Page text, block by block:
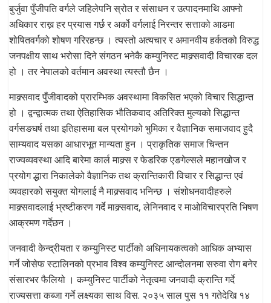
बुर्जुवा पुँजीपति वर्गले जहिलेपनि स्रोत र संसाधन र उत्पादनमाथि आफ्नो
अधिकार राख्न हर प्रयास गर्छ र अर्को वर्गलाई निरन्तर सत्ताको आडमा
शोषितवर्गको शोषण गरिरहन्छ । त्यस्तो अत्यचार र अमानवीय हर्कतको विरुद्ध
जनपक्षीय साथ भरोसा दिने संगठन भनेकै कम्युनिस्ट माक्र्सवादी विचारक दल
हो । तर नेपालको वर्तमान अवस्था त्यस्तौ छैन ।
माक्र्सवाद पुँजीवादको प्रारम्भिक अवस्थामा विकसित भएको विचार सिद्धान्त
हो । द्वन्द्वात्मक तथा ऐतिहासिक भौतिकवाद अतिरिक्त मुल्यको सिद्धान्त
वर्गसङघर्ष तथा इतिहासमा बल प्रयोगको भुमिका र वैज्ञानिक समाजवाद हुदै
साम्यवाद यसका आधारभूत मान्यता हुन । प्राकृतिक समाज चिन्तन
राज्यव्यवस्था आदि बारेमा कार्ल माक्र्स र फेडरिक एङगेल्सले महानखोज र
प्रयोग द्धारा निकालेको वैज्ञानिक तथ क्रान्तिकारी विचार र सिद्धान्त एवं
व्यवहारको सयुक्त योगलाई नै माक्र्सवाद भनिन्छ । संशोधनवादीहरुले
माक्र्सवादलाई भ्रष्टीकरण गर्दे माक्र्सवाद, लेनिनवाद र माओविचारप्रति भिषण
आक्रमण गर्देछन ।
जनवादी केन्द्रीयता र कम्युनिस्ट पार्टीको अधिनायकत्वको आधिक अभ्यास
गर्ने जोसेफ स्टालिनको प्रभाव विश्व कम्युनिस्ट आन्दोलनमा सरुवा रोग बनेर
संसारभर फैलियो । कम्युनिस्ट पार्टीको नेतृत्वमा जनवादी क्रान्ति गर्दे
राज्यसत्ता कब्जा गर्ने लक्ष्यका साथ विस. २०३५ साल पुस ११ गतेदेखि १४